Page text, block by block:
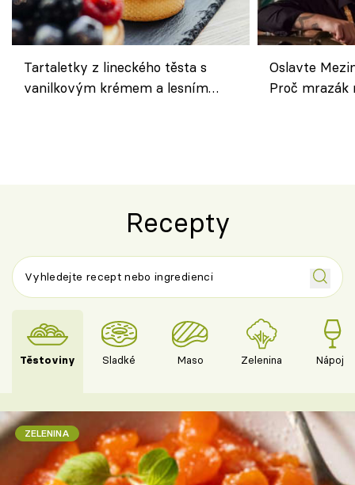
Tartaletky z lineckého těsta s
vanilkovým krémem a lesním
Oslavte
Proč
Recepty
Těstoviny Sladké Maso Zelenina Nápoje
ZELENINA